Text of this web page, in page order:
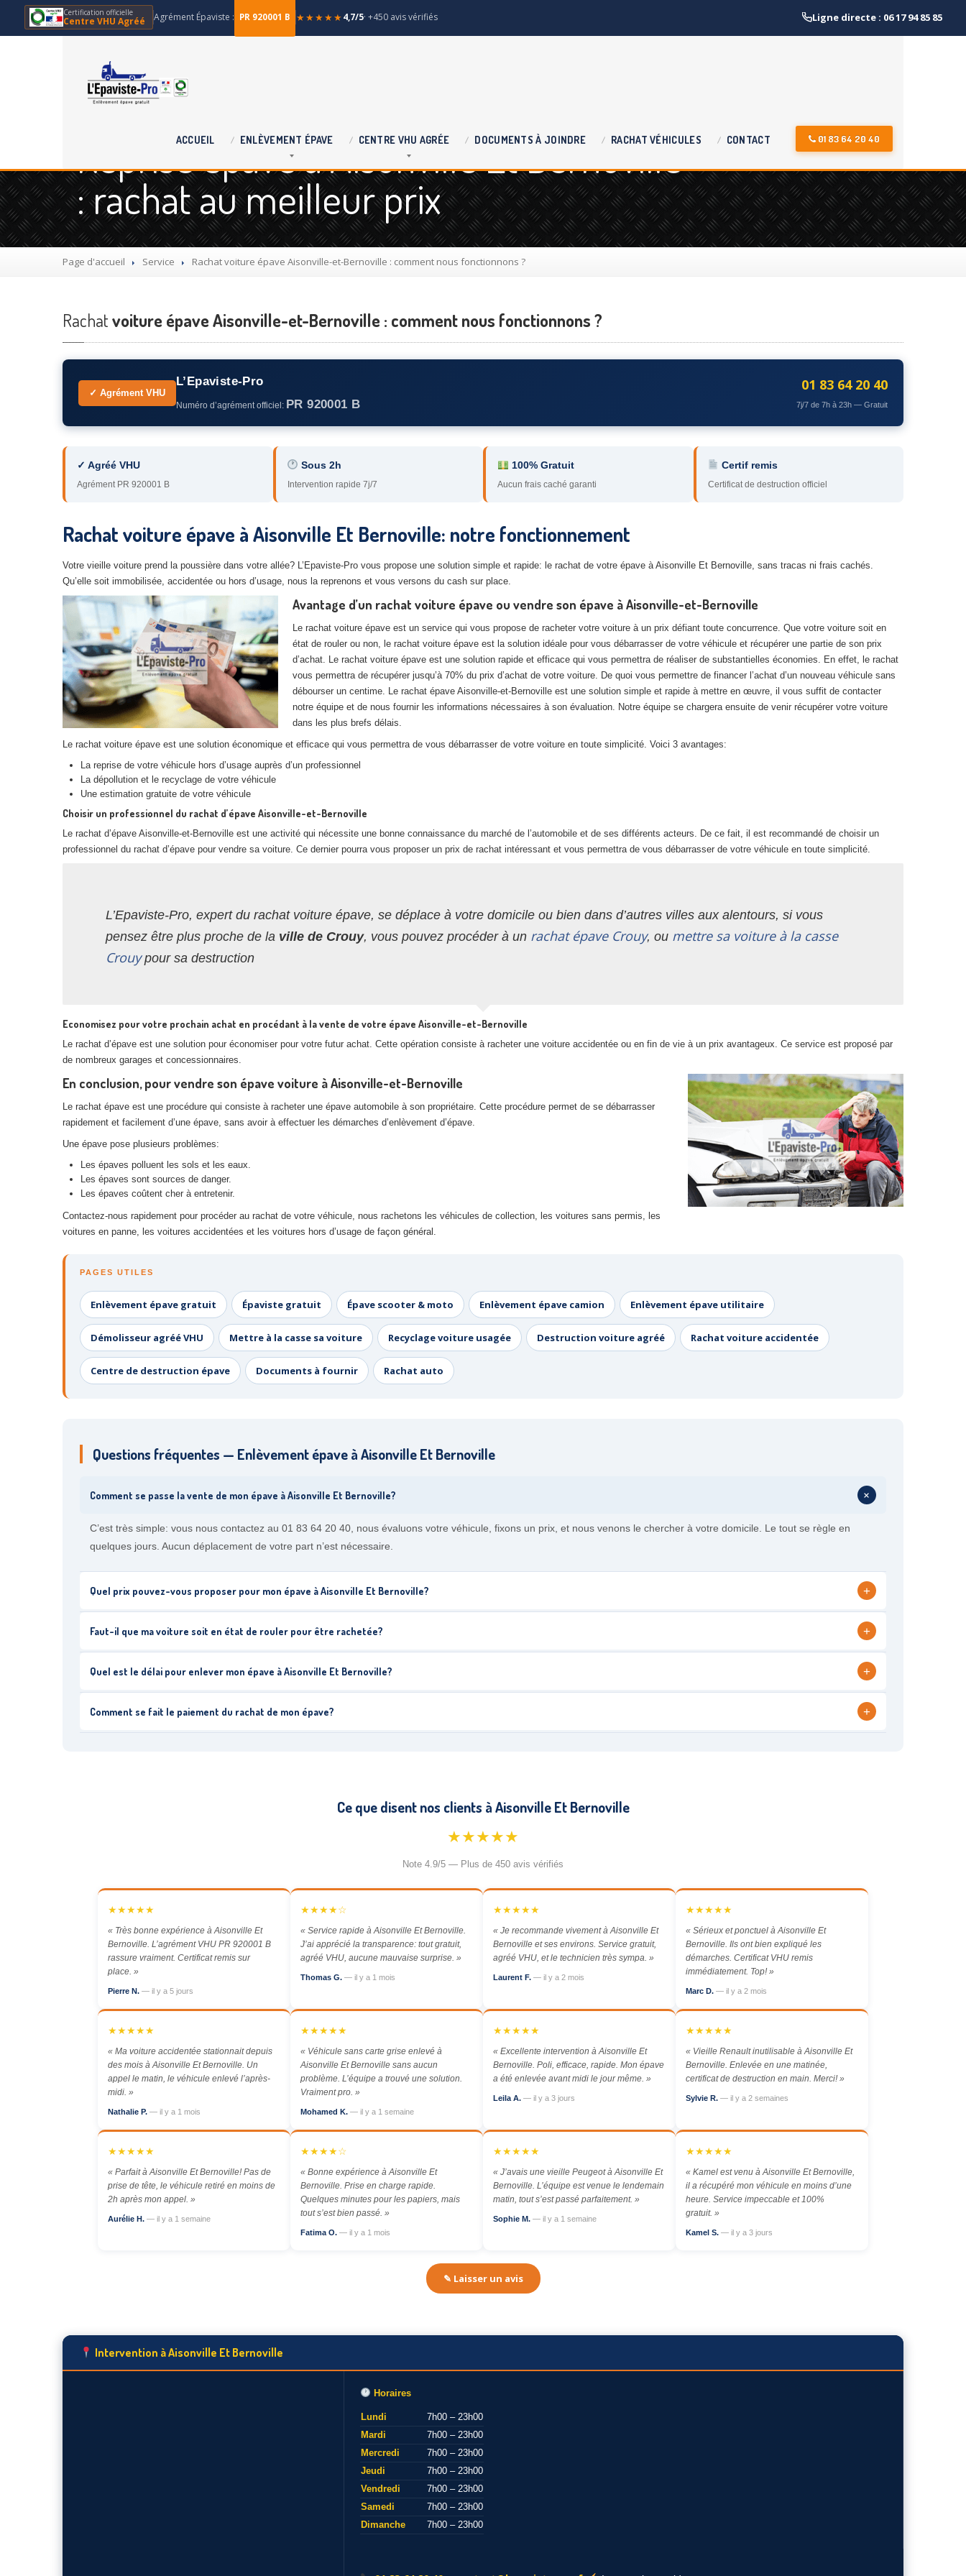
Certification officielle
Centre VHU Agréé Agrément Épaviste : PR 920001 B ★★★★★4,7/5· +450 avis vérifiés Ligne directe : 06 17 94 85 85
ACCUEIL ENLÈVEMENT ÉPAVE CENTRE VHU AGRÉE DOCUMENTS À JOINDRE RACHAT VÉHICULES CONTACT 01 83 64 20 40
Reprise épave à Aisonville Et Bernoville
: rachat au meilleur prix
Page d'accueil Service Rachatvoiture épave Aisonville-et-Bernoville : comment nous fonctionnons ?
Rachatvoiture épave Aisonville-et-Bernoville : comment nous fonctionnons ?
✓ Agrément VHU
L’Epaviste-Pro
Numéro d’agrément officiel: PR 920001 B
01 83 64 20 40
7j/7 de 7h à 23h — Gratuit
✓ Agréé VHU
Agrément PR 920001 B
Sous 2h
Intervention rapide 7j/7
100% Gratuit
Aucun frais caché garanti
Certif remis
Certificat de destruction officiel
Rachat voiture épave à Aisonville Et Bernoville: notre fonctionnement
Votre vieille voiture prend la poussière dans votre allée? L’Epaviste-Pro vous propose une solution simple et rapide: le rachat de votre épave à Aisonville Et Bernoville, sans tracas ni frais cachés.
Qu’elle soit immobilisée, accidentée ou hors d’usage, nous la reprenons et vous versons du cash sur place.
Avantage d’un rachat voiture épave ou vendre son épave à Aisonville-et-Bernoville
Le rachat voiture épave est un service qui vous propose de racheter votre voiture à un prix défiant toute concurrence. Que votre voiture soit en
état de rouler ou non, le rachat voiture épave est la solution idéale pour vous débarrasser de votre véhicule et récupérer une partie de son prix
d’achat. Le rachat voiture épave est une solution rapide et efficace qui vous permettra de réaliser de substantielles économies. En effet, le rachat
vous permettra de récupérer jusqu’à 70% du prix d’achat de votre voiture. De quoi vous permettre de financer l’achat d’un nouveau véhicule sans
débourser un centime. Le rachat épave Aisonville-et-Bernoville est une solution simple et rapide à mettre en œuvre, il vous suffit de contacter
notre équipe et de nous fournir les informations nécessaires à son évaluation. Notre équipe se chargera ensuite de venir récupérer votre voiture
dans les plus brefs délais.
Le rachat voiture épave est une solution économique et efficace qui vous permettra de vous débarrasser de votre voiture en toute simplicité. Voici 3 avantages:
La reprise de votre véhicule hors d’usage auprès d’un professionnel
La dépollution et le recyclage de votre véhicule
Une estimation gratuite de votre véhicule
Choisir un professionnel du rachat d’épave Aisonville-et-Bernoville
Le rachat d’épave Aisonville-et-Bernoville est une activité qui nécessite une bonne connaissance du marché de l’automobile et de ses différents acteurs. De ce fait, il est recommandé de choisir un
professionnel du rachat d’épave pour vendre sa voiture. Ce dernier pourra vous proposer un prix de rachat intéressant et vous permettra de vous débarrasser de votre véhicule en toute simplicité.
L’Epaviste-Pro, expert du rachat voiture épave, se déplace à votre domicile ou bien dans d’autres villes aux alentours, si vous
pensez être plus proche de la ville de Crouy, vous pouvez procéder à un rachat épave Crouy, ou mettre sa voiture à la casse
Crouypour sa destruction
Economisez pour votre prochain achat en procédant à la vente de votre épave Aisonville-et-Bernoville
Le rachat d’épave est une solution pour économiser pour votre futur achat. Cette opération consiste à racheter une voiture accidentée ou en fin de vie à un prix avantageux. Ce service est proposé par
de nombreux garages et concessionnaires.
En conclusion, pour vendre son épave voiture à Aisonville-et-Bernoville
Le rachat épave est une procédure qui consiste à racheter une épave automobile à son propriétaire. Cette procédure permet de se débarrasser
rapidement et facilement d’une épave, sans avoir à effectuer les démarches d’enlèvement d’épave.
Une épave pose plusieurs problèmes:
Les épaves polluent les sols et les eaux.
Les épaves sont sources de danger.
Les épaves coûtent cher à entretenir.
Contactez-nous rapidement pour procéder au rachat de votre véhicule, nous rachetons les véhicules de collection, les voitures sans permis, les
voitures en panne, les voitures accidentées et les voitures hors d’usage de façon général.
PAGES UTILES
Enlèvement épave gratuit Épaviste gratuit Épave scooter & moto Enlèvement épave camion Enlèvement épave utilitaire
Démolisseur agréé VHU Mettre à la casse sa voiture Recyclage voiture usagée Destruction voiture agréé Rachat voiture accidentée
Centre de destruction épave Documents à fournir Rachat auto
Questions fréquentes — Enlèvement épave à Aisonville Et Bernoville
Comment se passe la vente de mon épave à Aisonville Et Bernoville? +
C’est très simple: vous nous contactez au 01 83 64 20 40, nous évaluons votre véhicule, fixons un prix, et nous venons le chercher à votre domicile. Le tout se règle en
quelques jours. Aucun déplacement de votre part n’est nécessaire.
Quel prix pouvez-vous proposer pour mon épave à Aisonville Et Bernoville? +
Faut-il que ma voiture soit en état de rouler pour être rachetée? +
Quel est le délai pour enlever mon épave à Aisonville Et Bernoville? +
Comment se fait le paiement du rachat de mon épave? +
Ce que disent nos clients à Aisonville Et Bernoville
★★★★★
Note 4.9/5 — Plus de 450 avis vérifiés
★★★★★
« Très bonne expérience à Aisonville Et
Bernoville. L’agrément VHU PR 920001 B
rassure vraiment. Certificat remis sur
place. »
Pierre N. — il y a 5 jours
★★★★☆
« Service rapide à Aisonville Et Bernoville.
J’ai apprécié la transparence: tout gratuit,
agréé VHU, aucune mauvaise surprise. »
Thomas G. — il y a 1 mois
★★★★★
« Je recommande vivement à Aisonville Et
Bernoville et ses environs. Service gratuit,
agréé VHU, et le technicien très sympa. »
Laurent F. — il y a 2 mois
★★★★★
« Sérieux et ponctuel à Aisonville Et
Bernoville. Ils ont bien expliqué les
démarches. Certificat VHU remis
immédiatement. Top! »
Marc D. — il y a 2 mois
★★★★★
« Ma voiture accidentée stationnait depuis
des mois à Aisonville Et Bernoville. Un
appel le matin, le véhicule enlevé l’après-
midi. »
Nathalie P. — il y a 1 mois
★★★★★
« Véhicule sans carte grise enlevé à
Aisonville Et Bernoville sans aucun
problème. L’équipe a trouvé une solution.
Vraiment pro. »
Mohamed K. — il y a 1 semaine
★★★★★
« Excellente intervention à Aisonville Et
Bernoville. Poli, efficace, rapide. Mon épave
a été enlevée avant midi le jour même. »
Leila A. — il y a 3 jours
★★★★★
« Vieille Renault inutilisable à Aisonville Et
Bernoville. Enlevée en une matinée,
certificat de destruction en main. Merci! »
Sylvie R. — il y a 2 semaines
★★★★★
« Parfait à Aisonville Et Bernoville! Pas de
prise de tête, le véhicule retiré en moins de
2h après mon appel. »
Aurélie H. — il y a 1 semaine
★★★★☆
« Bonne expérience à Aisonville Et
Bernoville. Prise en charge rapide.
Quelques minutes pour les papiers, mais
tout s’est bien passé. »
Fatima O. — il y a 1 mois
★★★★★
« J’avais une vieille Peugeot à Aisonville Et
Bernoville. L’équipe est venue le lendemain
matin, tout s’est passé parfaitement. »
Sophie M. — il y a 1 semaine
★★★★★
« Kamel est venu à Aisonville Et Bernoville,
il a récupéré mon véhicule en moins d’une
heure. Service impeccable et 100%
gratuit. »
Kamel S. — il y a 3 jours
✎ Laisser un avis
Intervention à Aisonville Et Bernoville
Horaires
Lundi
7h00 – 23h00
Mardi
7h00 – 23h00
Mercredi
7h00 – 23h00
Jeudi
7h00 – 23h00
Vendredi
7h00 – 23h00
Samedi
7h00 – 23h00
Dimanche
7h00 – 23h00